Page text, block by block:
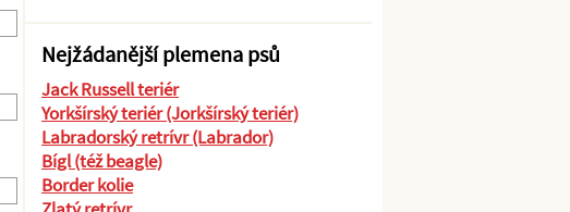
Nejžádanější plemena psů
Jack Russell teriér
Yorkšírský teriér (Jorkšírský teriér)
Labradorský retrívr (Labrador)
Bígl (též beagle)
Border kolie